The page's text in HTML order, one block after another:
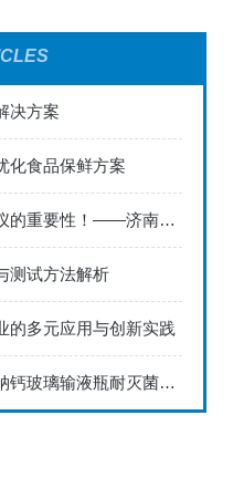
决方案
化食品保鲜方案
解读食品包装密封性检测仪的重要性！——济南中科电子
测试方法解析
的多元应用与创新实践
线热膨胀系数测定仪用于钠钙玻璃输液瓶耐灭菌热冲击评估方案